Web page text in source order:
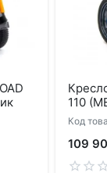
110
Код
109